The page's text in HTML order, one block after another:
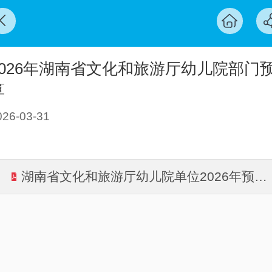
年湖南省文化和旅游厅幼儿院部门
03-31
湖南省文化和旅游厅幼儿院单位2026年预算公开说明（终稿）.pdf